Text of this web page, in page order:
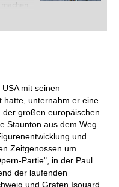
und
mit seinen
hatte, unternahm er eine
großen europäischen
Staunton aus dem Weg
und
Zeitgenossen um
Partie", in der Paul
der laufenden
und Grafen Isouard